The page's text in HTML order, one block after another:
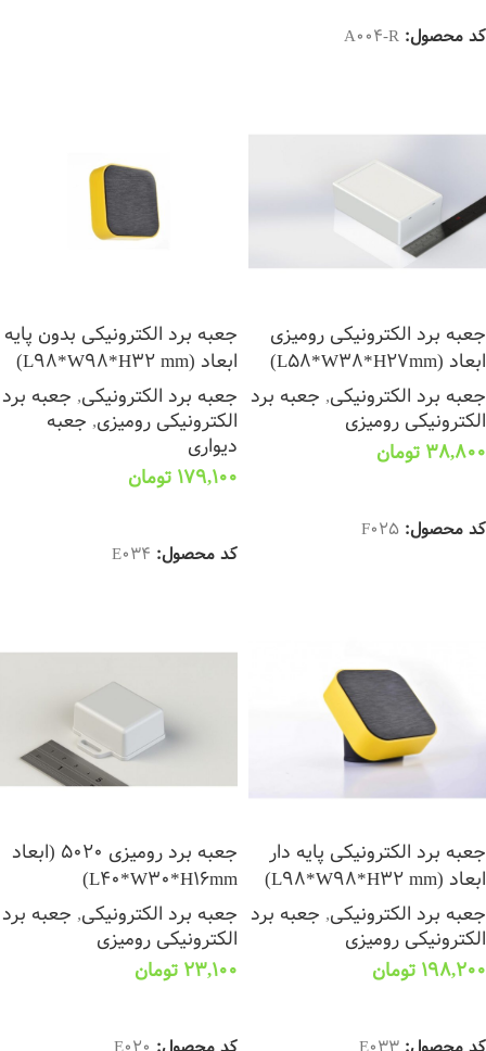
کد محصول: A004-R
جعبه برد الکترونیکی رومیزی
ابعاد (L58*W38*H27mm)
جعبه برد الکترونیکی, جعبه برد
الکترونیکی رومیزی
38,800 تومان
کد محصول: F025
جعبه برد الکترونیکی بدون پایه
ابعاد (L98*W98*H32 mm)
جعبه برد الکترونیکی, جعبه برد
الکترونیکی رومیزی, جعبه
دیواری
179,100 تومان
کد محصول: E034
جعبه برد الکترونیکی پایه دار
ابعاد (L98*W98*H32 mm)
جعبه برد الکترونیکی, جعبه برد
الکترونیکی رومیزی
198,200 تومان
جعبه برد رومیزی 5020 (ابعاد
L40*W30*H16mm)
جعبه برد الکترونیکی, جعبه برد
الکترونیکی رومیزی
23,100 تومان